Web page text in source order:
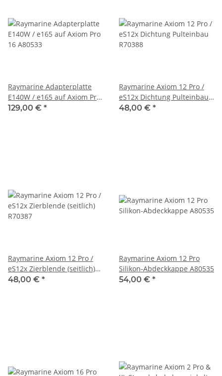
Raymarine Adapterplatte
E140W / e165 auf Axiom Pro
16 A80533
129,00 € *
Raymarine Axiom 12 Pro /
eS12x Dichtung Pulteinbau
R70388
48,00 € *
Raymarine Axiom 12 Pro /
eS12x Zierblende (seitlich)
R70387
48,00 € *
Raymarine Axiom 12 Pro
Silikon-Abdeckkappe A80535
54,00 € *